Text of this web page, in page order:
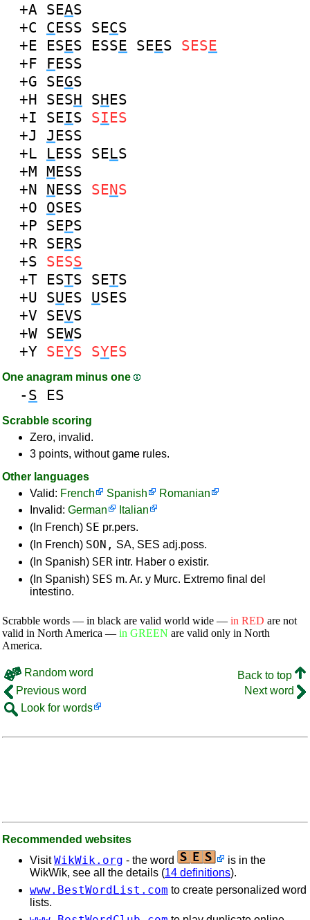
+A SEAS
+C CESS SECS
+E ESES ESSE SEES SESE
+F FESS
+G SEGS
+H SESH SHES
+I SEIS SIES
+J J ESS
+L LESS SELS
+M MESS
+N NESS SENS
+O OSES
+P SEPS
+R SERS
+S SESS
+T ESTS SETS
+U SUES USES
+V SEVS
+W SEWS
+Y SEYS SYES
One anagram minus one
- S ES
Scrabble scoring
Zero, invalid.
3 points, without game rules.
Other languages
Valid: French Spanish
Romanian
Invalid: German
Italian
(In French) SE pr.pers.
(In French) SON, SA, SES adj.poss.
(In Spanish) SER intr. Haber o existir.
(In Spanish) SES m. Ar. y Murc. Extremo final del
intestino.
Scrabble words — in black are valid world wide — in RED are not
valid in North America — in GREEN are valid only in North
America.
Random word
Back to top
Previous word
Next word
Look for words
Recommended websites
VisitWikWik.org - the word
is in the
WikWik, see all the details (14 definitions).
www.BestWordList.com to create personalized word
lists.